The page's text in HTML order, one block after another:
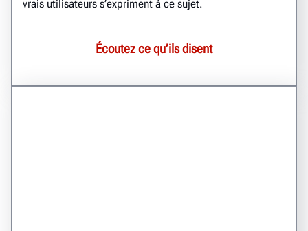
vrais utilisateurs s’expriment à ce sujet.
Écoutez ce qu’ils disent